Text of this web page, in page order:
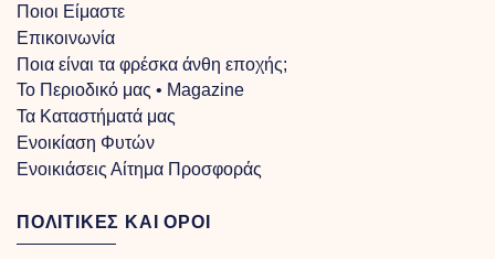
Ποιοι Είμαστε
Επικοινωνία
Ποια είναι τα φρέσκα άνθη εποχής;
Το Περιοδικό μας • Magazine
Τα Kαταστήματά μας
Ενοικίαση Φυτών
Ενοικιάσεις Αίτημα Προσφοράς
ΠΟΛΙΤΙΚΕΣ ΚΑΙ ΟΡΟΙ